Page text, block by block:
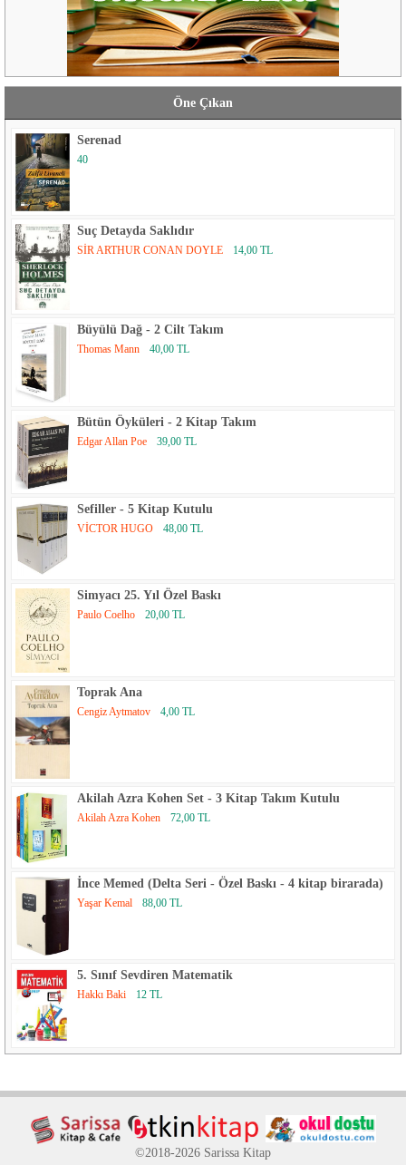
Öne Çıkan
Serenad
40
Suç Detayda Saklıdır
SİR ARTHUR CONAN DOYLE 14,00 TL
Büyülü Dağ - 2 Cilt Takım
Thomas Mann 40,00 TL
Bütün Öyküleri - 2 Kitap Takım
Edgar Allan Poe 39,00 TL
Sefiller - 5 Kitap Kutulu
VİCTOR HUGO 48,00 TL
Simyacı 25. Yıl Özel Baskı
Paulo Coelho 20,00 TL
Toprak Ana
Cengiz Aytmatov 4,00 TL
Akilah Azra Kohen Set - 3 Kitap Takım Kutulu
Akilah Azra Kohen 72,00 TL
İnce Memed (Delta Seri - Özel Baskı - 4 kitap birarada)
Yaşar Kemal 88,00 TL
5. Sınıf Sevdiren Matematik
Hakkı Baki 12 TL
©2018-2026 Sarissa Kitap